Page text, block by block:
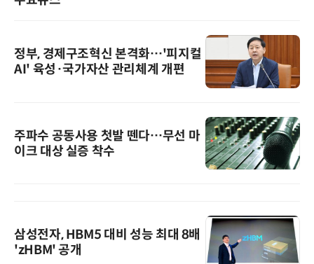
정부, 경제구조혁신 본격화…'피지컬
AI' 육성·국가자산 관리체계 개편
주파수 공동사용 첫발 뗀다…무선 마
이크 대상 실증 착수
삼성전자, HBM5 대비 성능 최대 8배
'zHBM' 공개